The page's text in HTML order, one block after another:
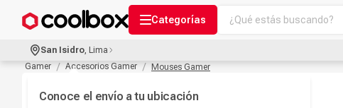
Categorías
¿Qué estás buscando?
San Isidro, Lima
Conoce el envío a tu ubicación
Gamer
Accesorios Gamer Mouses Gamer